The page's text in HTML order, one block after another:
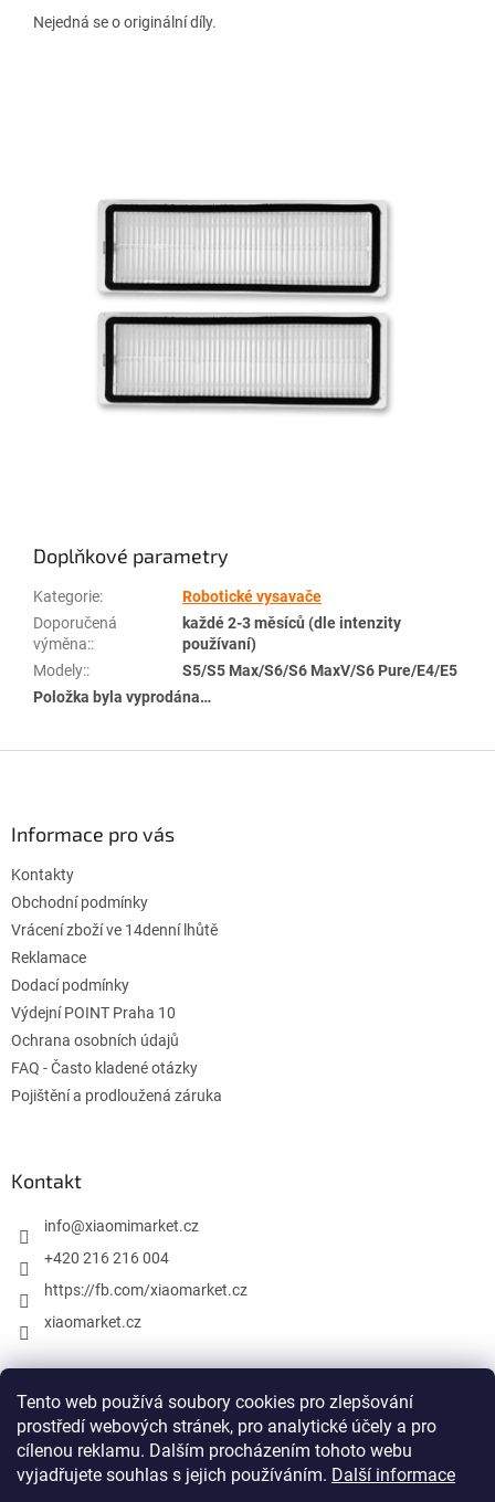
Tento web používá soubory cookies pro zlepšování
prostředí webových stránek, pro analytické účely a pro
cílenou reklamu. Dalším procházením tohoto webu
vyjadřujete souhlas s jejich používáním. Další informace
Nejedná se o originální díly.
Doplňkové parametry
Kategorie:
Robotické vysavače
Doporučená
výměna::
každé 2-3 měsíců (dle intenzity
používaní)
Modely::
S5/S5 Max/S6/S6 MaxV/S6 Pure/E4/E5
Položka byla vyprodána…
Informace pro vás
Kontakty
Obchodní podmínky
Vrácení zboží ve 14denní lhůtě
Reklamace
Dodací podmínky
Výdejní POINT Praha 10
Ochrana osobních údajů
FAQ - Často kladené otázky
Pojištění a prodloužená záruka
Kontakt
info@xiaomimarket.cz
+420 216 216 004
https://fb.com/xiaomarket.cz
xiaomarket.cz
Vytvořil Shoptet
Copyright 2026XiaomiMarket.cz. Všechna práva vyhrazena.